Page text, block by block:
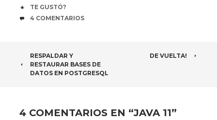
COFFEE
TE GUSTÓ?
COMENTARIOS
4 COMENTARIOS
NAVEGADOR
DE
RESPALDAR Y
RESTAURAR BASES DE
DATOS EN POSTGRESQL
DE VUELTA!
4 COMENTARIOS EN “JAVA 11”